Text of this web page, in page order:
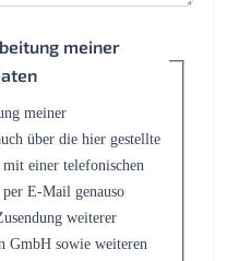
meiner
meiner
über die hier gestellte
einer telefonischen
E-Mail genauso
weiterer
GmbH sowie weiteren